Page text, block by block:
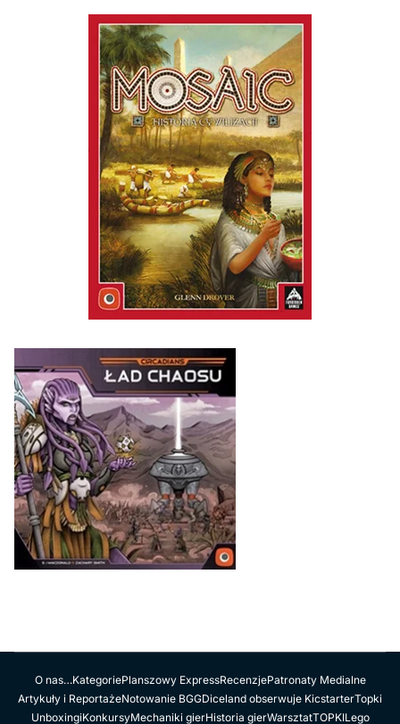
O nas…KategoriePlanszowy ExpressRecenzjePatronaty Medialne
Artykuły i ReportażeNotowanie BGGDiceland obserwuje KicstarterTopki
UnboxingiKonkursyMechaniki gierHistoria gierWarsztatTOPKILego